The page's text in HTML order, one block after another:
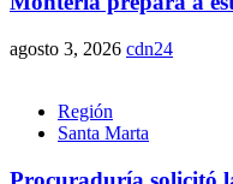
agosto 3, 2026 cdn24
Región
Santa Marta